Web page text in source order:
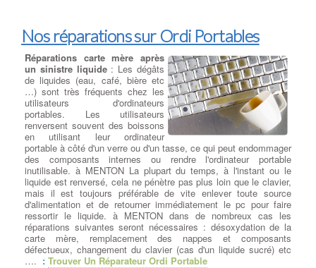
Nos réparations sur Ordi Portables
Réparations carte mère après
un sinistre liquide: Les dégâts
de liquides (eau, café, bière etc
…) sont très fréquents chez les
utilisateurs d'ordinateurs
portables. Les utilisateurs
renversent souvent des boissons
en utilisant leur ordinateur
portable à côté d'un verre ou d'un tasse, ce qui peut endommager
des composants internes ou rendre l'ordinateur portable
inutilisable. à MENTON La plupart du temps, à l'instant ou le
liquide est renversé, cela ne pénètre pas plus loin que le clavier,
mais il est toujours préférable de vite enlever toute source
d'alimentation et de retourner immédiatement le pc pour faire
ressortir le liquide. à MENTON dans de nombreux cas les
réparations suivantes seront nécessaires : désoxydation de la
carte mère, remplacement des nappes et composants
défectueux, changement du clavier (cas d'un liquide sucré) etc
…. : Trouver Un Réparateur Ordi Portable